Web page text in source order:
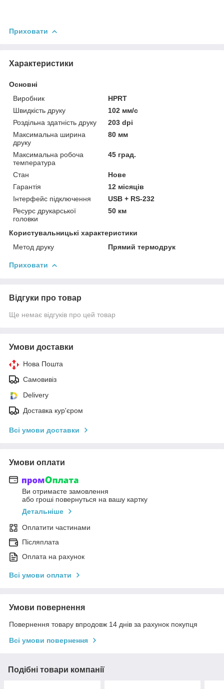
Приховати
Характеристики
Основні
Виробник
HPRT
Швидкість друку
102 мм/с
Роздільна здатність друку
203 dpi
Максимальна ширина
друку
80 мм
Максимальна робоча
температура
45 град.
Стан
Нове
Гарантія
12 місяців
Інтерфейс підключення
USB + RS-232
Ресурс друкарської
головки
50 км
Користувальницькі характеристики
Метод друку
Прямий термодрук
Приховати
Відгуки про товар
Ще немає відгуків про цей товар
Умови доставки
Нова Пошта
Самовивіз
Delivery
Доставка кур'єром
Всі умови доставки
Умови оплати
Ви отримаєте замовлення
або гроші повернуться на вашу картку
Детальніше
Оплатити частинами
Післяплата
Оплата на рахунок
Всі умови оплати
Умови повернення
Повернення товару впродовж 14 днів за рахунок покупця
Всі умови повернення
Подібні товари компанії